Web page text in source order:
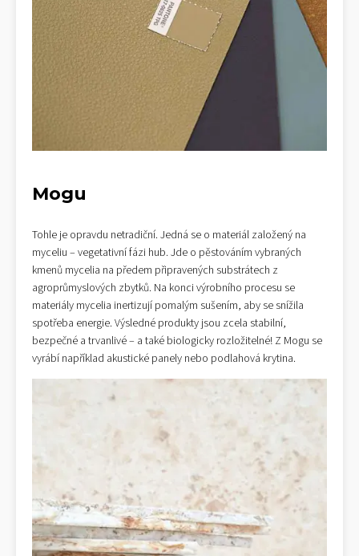
Mogu
Tohle je opravdu netradiční. Jedná se o materiál založený na
myceliu – vegetativní fázi hub. Jde o pěstováním vybraných
kmenů mycelia na předem připravených substrátech z
agroprůmyslových zbytků. Na konci výrobního procesu se
materiály mycelia inertizují pomalým sušením, aby se snížila
spotřeba energie. Výsledné produkty jsou zcela stabilní,
bezpečné a trvanlivé – a také biologicky rozložitelné! Z Mogu se
vyrábí například akustické panely nebo podlahová krytina.